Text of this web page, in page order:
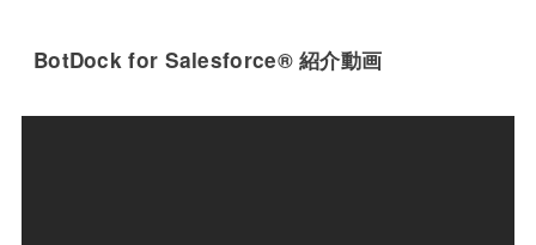
BotDock for Salesforce® 紹介動画